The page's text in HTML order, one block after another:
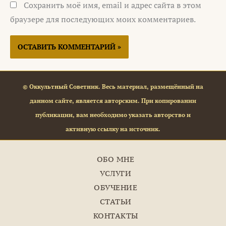
Сохранить моё имя, email и адрес сайта в этом
браузере для последующих моих комментариев.
© Оккультный Советник. Весь материал, размещённый на
данном сайте, является авторским. При копировании
публикации, вам необходимо указать авторство и
активную ссылку на источник.
ОБО МНЕ
УСЛУГИ
ОБУЧЕНИЕ
СТАТЬИ
КОНТАКТЫ